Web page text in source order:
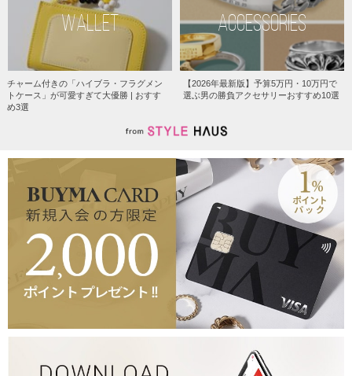
WALLET
チャーム付きの「ハイブラ・フラグメン
トケース」が可愛すぎて大優勝 | おすす
め3選
ACCESSORIES
【2026年最新版】予算5万円・10万円で
選ぶ男の勝負アクセサリーおすすめ10選